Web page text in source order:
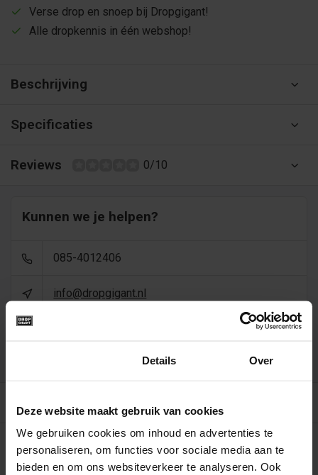
Details Over
Deze website maakt gebruik van cookies
We gebruiken cookies om inhoud en advertenties te
personaliseren, om functies voor sociale media aan te
bieden en om ons websiteverkeer te analyseren. Ook
Verse drop en snoep bij Dropgigant!
Alle dropkennis in één webshop!
Beschrijving
Specificaties
Reviews 0/10
Kunnen we je helpen?
085-4012406
info@dropgigant.nl